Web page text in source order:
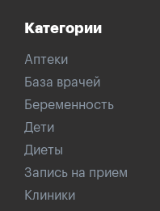
Категории
Аптеки
База врачей
Беременность
Дети
Диеты
Запись на прием
Клиники